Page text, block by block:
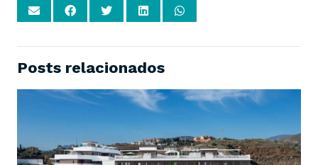
Posts relacionados